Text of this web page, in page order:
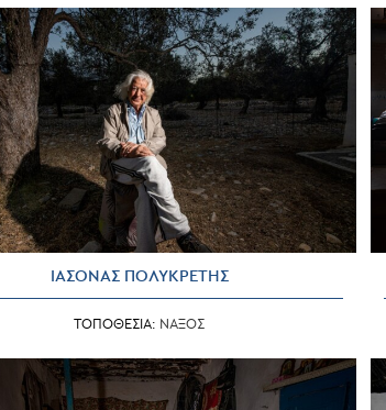
ΙΑΣΟΝΑΣ ΠΟΛΥΚΡΕΤΗΣ
ΤΟΠΟΘΕΣΙΑ: ΝΑΞΟΣ